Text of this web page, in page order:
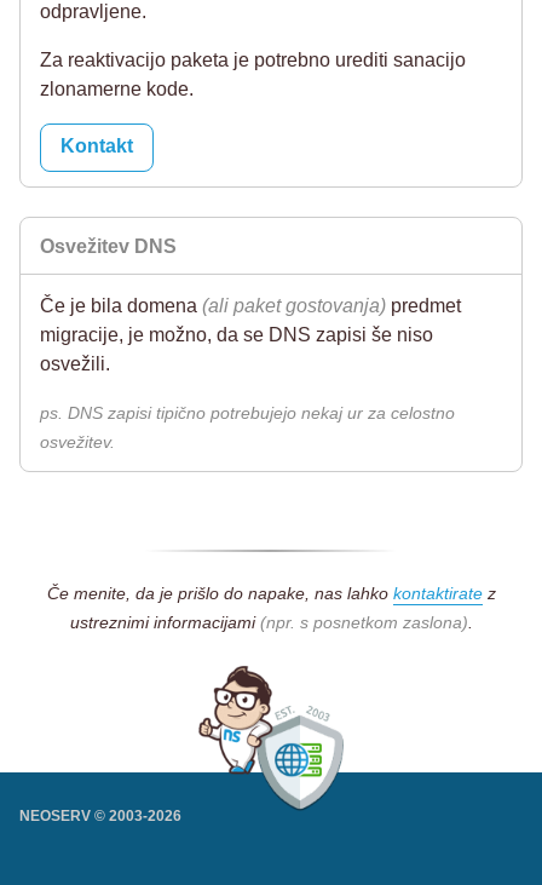
odpravljene.
Za reaktivacijo paketa je potrebno urediti sanacijo
zlonamerne kode.
Kontakt
Osvežitev DNS
Če je bila domena (ali paket gostovanja) predmet
migracije, je možno, da se DNS zapisi še niso
osvežili.
ps. DNS zapisi tipično potrebujejo nekaj ur za celostno
osvežitev.
Če menite, da je prišlo do napake, nas lahko kontaktiratez
ustreznimi informacijami(npr. s posnetkom zaslona)
NEOSERV © 2003-2026